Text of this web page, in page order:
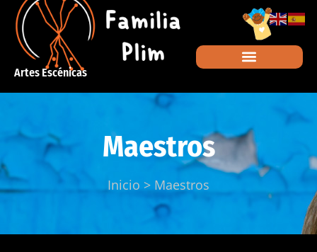
Artes Escénicas
Maestros
Inicio > Maestros